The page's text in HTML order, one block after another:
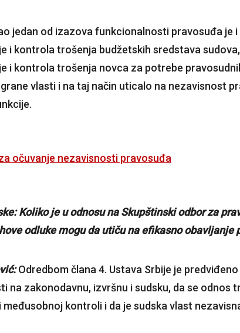
jedan od izazova funkcionalnosti pravosuđa je
i kontrola trošenja budžetskih sredstava
i kontrola trošenja novca za potrebe
vlasti i na taj način uticalo na nezavisnost
očuvanje nezavisnosti pravosuđa
Koliko je u odnosu na Skupštinski odbor za
odluke mogu da utiču na efikasno obavljanje
Odredbom člana 4. Ustava Srbije je
na zakonodavnu, izvršnu i sudsku, da se odnos
međusobnoj kontroli i da je sudska vlast